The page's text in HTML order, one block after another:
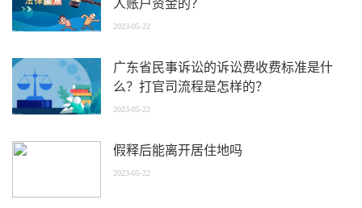
人账户资金的？
2023-05-22
广东省民事诉讼的诉讼费收费标准是什
么？打官司流程是怎样的？
2023-05-22
假释后能离开居住地吗
2023-05-22